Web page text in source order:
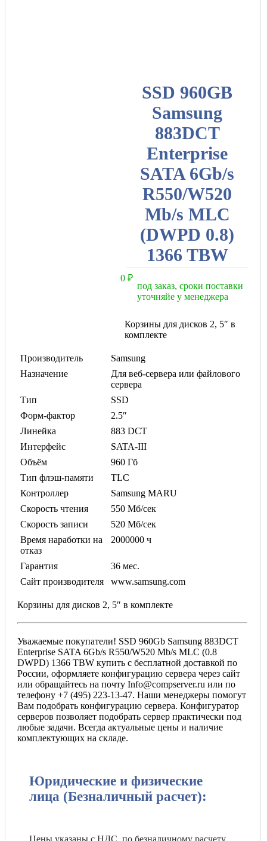
SSD 960GB
Samsung
883DCT
Enterprise
SATA 6Gb/s
R550/W520
Mb/s MLC
(DWPD 0.8)
1366 TBW
0 ₽
под заказ, сроки поставки
уточняйе у менеджера
Корзины для дисков 2, 5″ в
комплекте
Производитель
Samsung
Назначение
Для веб-сервера или файлового
сервера
Тип
SSD
Форм-фактор
2.5″
Линейка
883 DCT
Интерфейс
SATA-III
Объём
960 Гб
Тип флэш-памяти
TLC
Контроллер
Samsung MARU
Скорость чтения
550 Мб/сек
Скорость записи
520 Мб/сек
Время наработки на
отказ
2000000 ч
Гарантия
36 мес.
Сайт производителя
www.samsung.com
Корзины для дисков 2, 5″ в комплекте
Уважаемые покупатели! SSD 960Gb Samsung 883DCT
Enterprise SATA 6Gb/s R550/W520 Mb/s MLC (0.8
DWPD) 1366 TBW купить с бесплатной доставкой по
России, оформляете конфигурацию сервера через сайт
или обращайтесь на почту Info@compserver.ru или по
телефону +7 (495) 223-13-47. Наши менеджеры помогут
Вам подобрать конфигурацию сервера. Конфигуратор
серверов позволяет подобрать сервер практически под
любые задачи. Всегда актуальные цены и наличие
комплектующих на складе.
Юридические и физические
лица (Безналичный расчет):
Цены указаны с НДС, по безналичному расчету